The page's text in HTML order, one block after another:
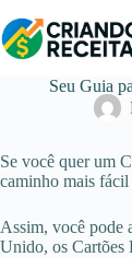
para
o
Seu Guia
Se você quer um
caminho mais fácil
Assim, você pode
Unido, os Cartões